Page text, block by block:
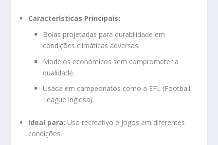
Características Principais:
Bolas projetadas para durabilidade em
condições climáticas adversas.
Modelos económicos sem comprometer a
qualidade.
Usada em campeonatos como a EFL (Football
League inglesa).
Ideal para: Uso recreativo e jogos em diferentes
condições.